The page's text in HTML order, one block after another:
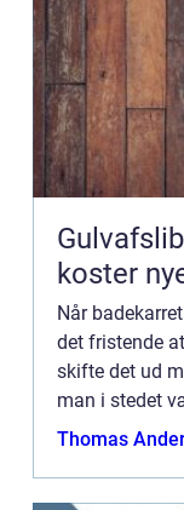
koster
Når
det fristende
skifte det ud
man i stedet
billigere,
Thomas